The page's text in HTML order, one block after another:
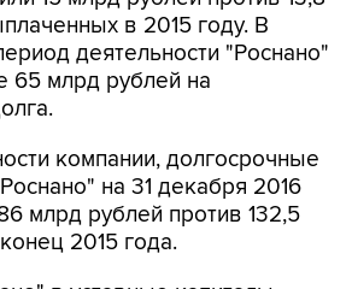
65 млрд рублей на
компании, долгосрочные
млрд рублей против 132,5
2015 года.
в уставные капиталы